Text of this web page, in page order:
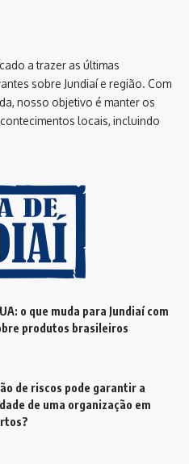
a trazer as últimas
sobre Jundiaí e região. Com
nosso objetivo é manter os
locais, incluindo
o que muda para Jundiaí com
produtos brasileiros
de riscos pode garantir a
de uma organização em